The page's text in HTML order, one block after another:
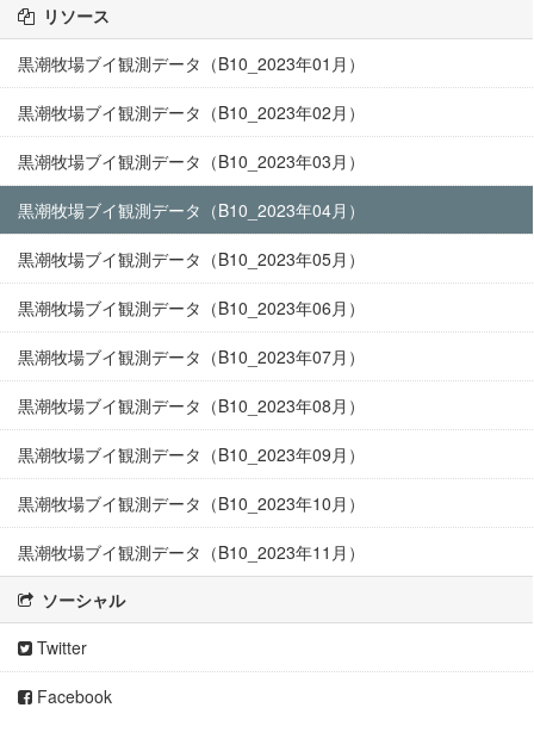
リソース
黒潮牧場ブイ観測データ（B10_2023年01月）
黒潮牧場ブイ観測データ（B10_2023年02月）
黒潮牧場ブイ観測データ（B10_2023年03月）
黒潮牧場ブイ観測データ（B10_2023年04月）
黒潮牧場ブイ観測データ（B10_2023年05月）
黒潮牧場ブイ観測データ（B10_2023年06月）
黒潮牧場ブイ観測データ（B10_2023年07月）
黒潮牧場ブイ観測データ（B10_2023年08月）
黒潮牧場ブイ観測データ（B10_2023年09月）
黒潮牧場ブイ観測データ（B10_2023年10月）
黒潮牧場ブイ観測データ（B10_2023年11月）
ソーシャル
Twitter
Facebook